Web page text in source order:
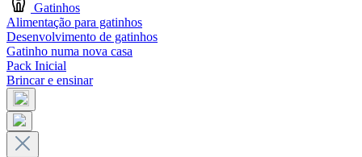
Gatinhos
Alimentação para gatinhos
Desenvolvimento de gatinhos
Gatinho numa nova casa
Pack Inicial
Brincar e ensinar